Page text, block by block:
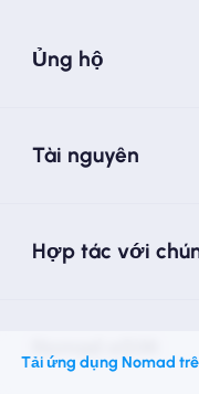
Ủng hộ
Tài nguyên
Hợp tác với
Tải ứng dụng Nomad